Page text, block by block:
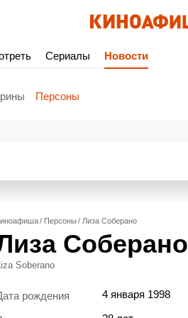
Сериалы Новости
Персоны
Персоны Лиза Соберано
Соберано
Soberano
рождения 4 января 1998